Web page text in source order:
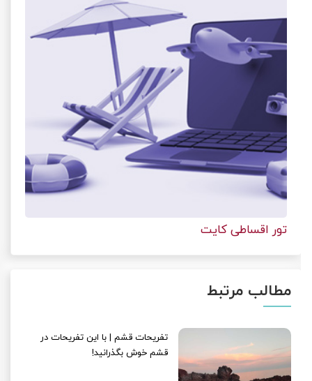
تور اقساطی کایت
مطالب مرتبط
تفریحات قشم | با این تفریحات در
قشم خوش بگذرانید!